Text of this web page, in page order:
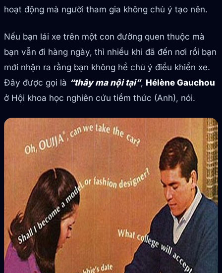
hoạt động mà người tham gia không chủ ý tạo nên.
Nếu bạn lái xe trên một con đường quen thuộc mà
bạn vẫn đi hàng ngày, thì nhiều khi đã đến nơi rồi bạn
mới nhận ra rằng bạn không hề chủ ý điều khiển xe.
Đây được gọi là “thây ma nội tại”, Hélène Gauchou
ở Hội khoa học nghiên cứu tiềm thức (Anh), nói.